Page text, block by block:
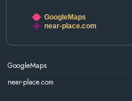
GoogleMaps
near-place.com
GoogleMaps
near-place.com